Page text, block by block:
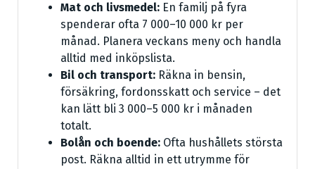
Mat och livsmedel: En familj på fyra
spenderar ofta 7 000–10 000 kr per
månad. Planera veckans meny och handla
alltid med inköpslista.
Bil och transport: Räkna in bensin,
försäkring, fordonsskatt och service – det
kan lätt bli 3 000–5 000 kr i månaden
totalt.
Bolån och boende: Ofta hushållets största
post. Räkna alltid in ett utrymme för